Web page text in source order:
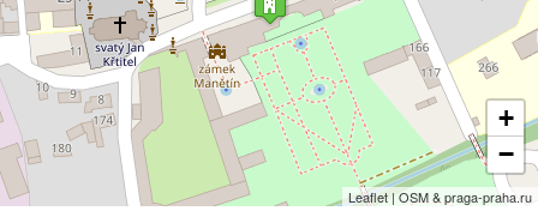
+
−
Leaflet | OSM & praga-praha.ru